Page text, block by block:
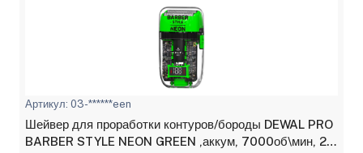
Артикул: 03-******een
Шейвер для проработки контуров/бороды DEWAL PRO
BARBER STYLE NEON GREEN ,аккум, 7000об\мин, 2